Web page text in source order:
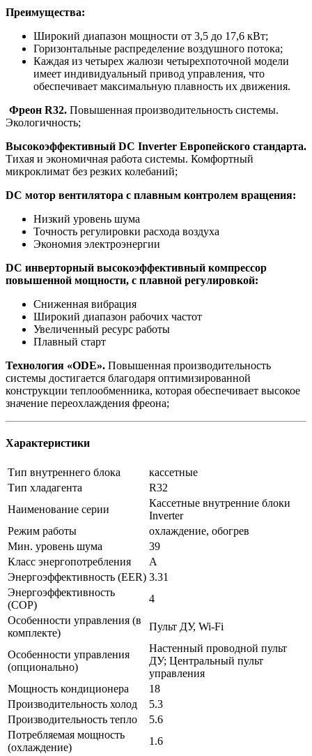
Преимущества:
Широкий диапазон мощности от 3,5 до 17,6 кВт;
Горизонтальные распределение воздушного потока;
Каждая из четырех жалюзи четырехпоточной модели
имеет индивидуальный привод управления, что
обеспечивает максимальную плавность их движения.
Фреон R32. Повышенная производительность системы.
Экологичность;
Высокоэффективный DC Inverter Европейского стандарта.
Тихая и экономичная работа системы. Комфортный
микроклимат без резких колебаний;
DC мотор вентилятора с плавным контролем вращения:
Низкий уровень шума
Точность регулировки расхода воздуха
Экономия электроэнергии
DC инверторный высокоэффективный компрессор
повышенной мощности, с плавной регулировкой:
Сниженная вибрация
Широкий диапазон рабочих частот
Увеличенный ресурс работы
Плавный старт
Технология «ODE». Повышенная производительность
системы достигается благодаря оптимизированной
конструкции теплообменника, которая обеспечивает высокое
значение переохлаждения фреона;
Характеристики
Тип внутреннего блока
кассетные
Тип хладагента
R32
Наименование серии
Кассетные внутренние блоки
Inverter
Режим работы
охлаждение, обогрев
Мин. уровень шума
39
Класс энергопотребления
A
Энергоэффективность (EER) 3.31
Энергоэффективность
(COP)
4
Особенности управления (в
комплекте)
Пульт ДУ, Wi-Fi
Особенности управления
(опционально)
Настенный проводной пульт
ДУ; Центральный пульт
управления
Мощность кондиционера
18
Производительность холод
5.3
Производительность тепло
5.6
Потребляемая мощность
(охлаждение)
1.6